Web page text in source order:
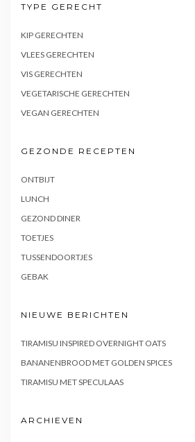
TYPE GERECHT
KIP GERECHTEN
VLEES GERECHTEN
VIS GERECHTEN
VEGETARISCHE GERECHTEN
VEGAN GERECHTEN
GEZONDE RECEPTEN
ONTBIJT
LUNCH
GEZOND DINER
TOETJES
TUSSENDOORTJES
GEBAK
NIEUWE BERICHTEN
TIRAMISU INSPIRED OVERNIGHT OATS
BANANENBROOD MET GOLDEN SPICES
TIRAMISU MET SPECULAAS
ARCHIEVEN